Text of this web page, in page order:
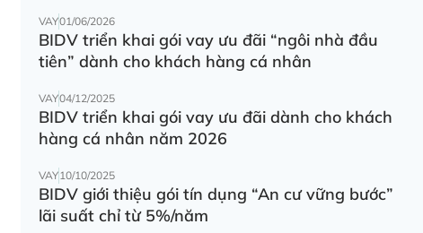
VAY01/06/2026
BIDV triển khai gói vay ưu đãi “ngôi nhà đầu
tiên” dành cho khách hàng cá nhân
VAY04/12/2025
BIDV triển khai gói vay ưu đãi dành cho khách
hàng cá nhân năm 2026
VAY10/10/2025
BIDV giới thiệu gói tín dụng “An cư vững bước”
lãi suất chỉ từ 5%/năm